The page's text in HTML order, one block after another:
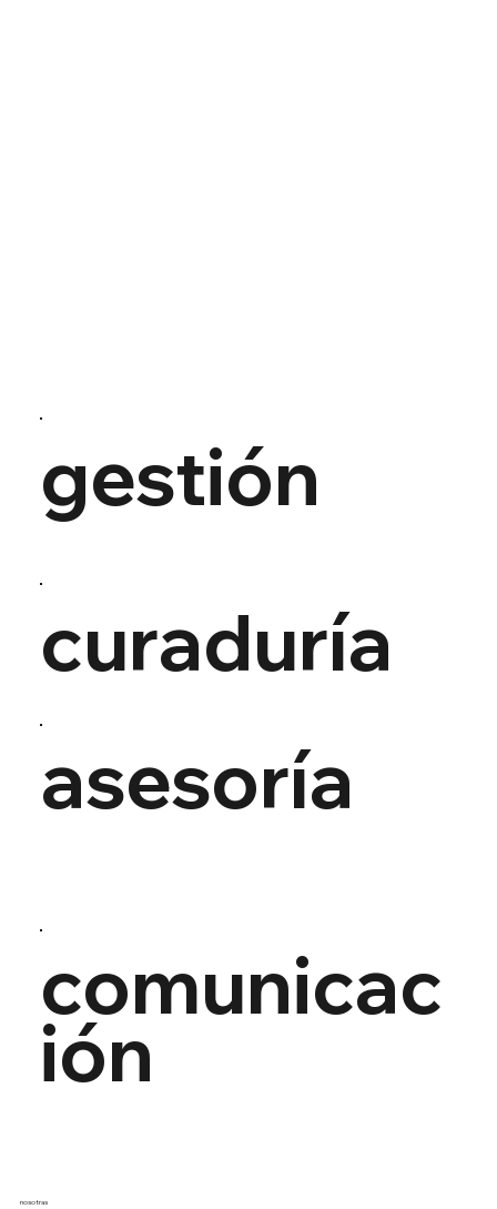
gestión
curaduría
asesoría
comunicac
ión
nosotras